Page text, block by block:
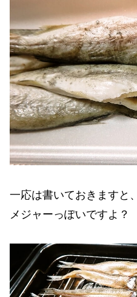
一応は書いておきますと
メジャーっぽいですよ？